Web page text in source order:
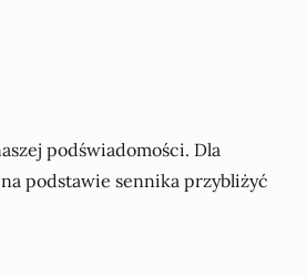
podświadomości. Dla
podstawie sennika przybliżyć